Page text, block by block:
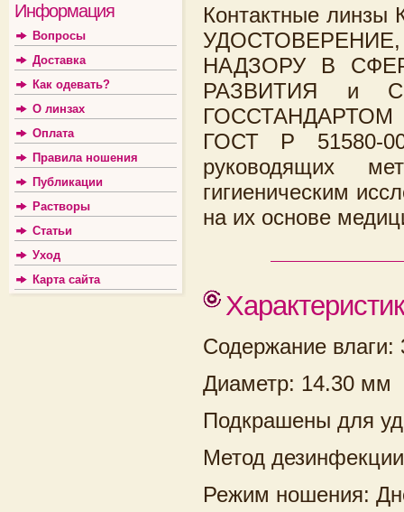
Информация
Вопросы
Доставка
Как одевать?
О линзах
Оплата
Правила ношения
Публикации
Растворы
Статьи
Уход
Карта сайта
Контактные
НАДЗОРУ В
РАЗВИТИЯ и
ГОССТАНДАРТОМ
ГОСТ Р 51580-
руководящих
гигиеническим
на их основе
Содержание влаги:
Диаметр: 14.30 мм
Подкрашены для
Метод
Режим ношения: